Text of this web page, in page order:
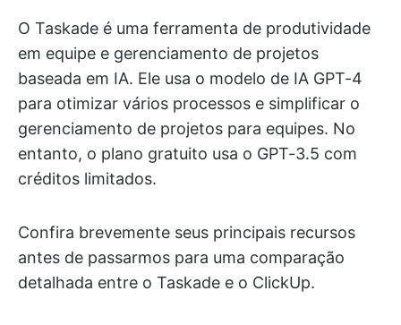
O Taskade é uma ferramenta de produtividade
em equipe e gerenciamento de projetos
baseada em IA. Ele usa o modelo de IA GPT-4
para otimizar vários processos e simplificar o
gerenciamento de projetos para equipes. No
entanto, o plano gratuito usa o GPT-3.5 com
créditos limitados.
Confira brevemente seus principais recursos
antes de passarmos para uma comparação
detalhada entre o Taskade e o ClickUp.